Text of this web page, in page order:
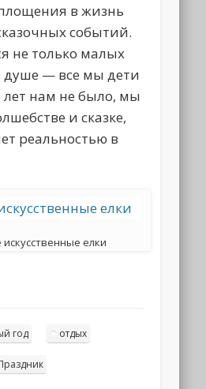
в жизнь
событий.
не только малых
душе — все мы дети
лет нам не было, мы
и сказке,
реальностью в
елки
год отдых